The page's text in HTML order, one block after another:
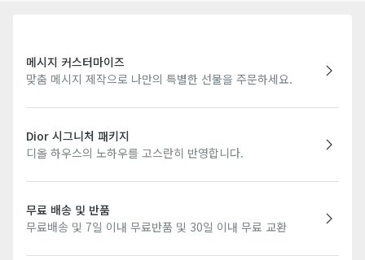
메시지 커스터마이즈
맞춤 메시지 제작으로 나만의 특별한 선물을 주문하세요.
Dior 시그니처 패키지
디올 하우스의 노하우를 고스란히 반영합니다.
무료 배송 및 반품
무료배송 및 7일 이내 무료반품 및 30일 이내 무료 교환